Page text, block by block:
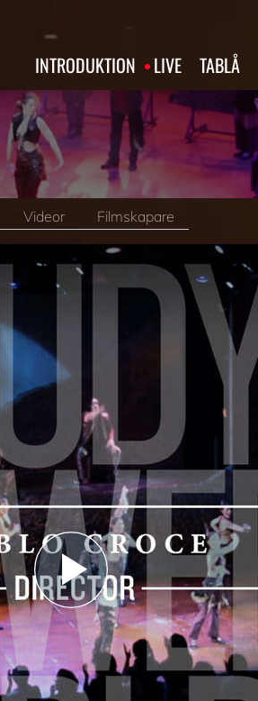
INTRODUKTION LIVE TABLÅ
Videor Filmskapare
Play